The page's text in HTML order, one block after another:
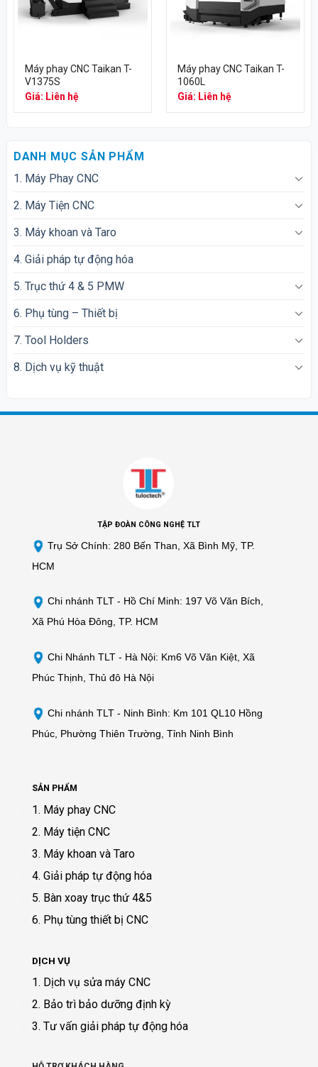
Máy phay CNC Taikan T-
V1375S
Giá: Liên hệ
Máy phay CNC Taikan T-
1060L
Giá: Liên hệ
DANH MỤC SẢN PHẨM
1. Máy Phay CNC
2. Máy Tiện CNC
3. Máy khoan và Taro
4. Giải pháp tự động hóa
5. Trục thứ 4 & 5 PMW
6. Phụ tùng – Thiết bị
7. Tool Holders
8. Dịch vụ kỹ thuật
TẬP ĐOÀN CÔNG NGHỆ TLT
Trụ Sở Chính: 280 Bến Than, Xã Bình Mỹ, TP.
HCM
Chi nhánh TLT - Hồ Chí Minh: 197 Võ Văn Bích,
Xã Phú Hòa Đông, TP. HCM
Chi Nhánh TLT - Hà Nội: Km6 Võ Văn Kiệt, Xã
Phúc Thịnh, Thủ đô Hà Nội
Chi nhánh TLT - Ninh Bình: Km 101 QL10 Hồng
Phúc, Phường Thiên Trường, Tỉnh Ninh Bình
SẢN PHẨM
1. Máy phay CNC
2. Máy tiện CNC
3. Máy khoan và Taro
4. Giải pháp tự động hóa
5. Bàn xoay trục thứ 4&5
6. Phụ tùng thiết bị CNC
DỊCH VỤ
1. Dịch vụ sửa máy CNC
2. Bảo trì bảo dưỡng định kỳ
3. Tư vấn giải pháp tự động hóa